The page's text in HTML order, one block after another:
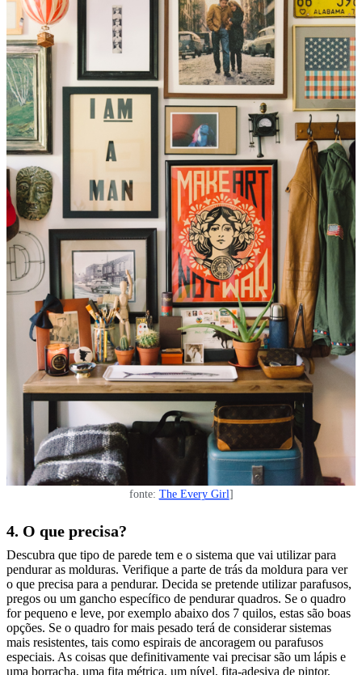
fonte: The Every Girl]
4. O que precisa?
Descubra que tipo de parede tem e o sistema que vai utilizar para
pendurar as molduras. Verifique a parte de trás da moldura para ver
o que precisa para a pendurar. Decida se pretende utilizar parafusos,
pregos ou um gancho específico de pendurar quadros. Se o quadro
for pequeno e leve, por exemplo abaixo dos 7 quilos, estas são boas
opções. Se o quadro for mais pesado terá de considerar sistemas
mais resistentes, tais como espirais de ancoragem ou parafusos
especiais. As coisas que definitivamente vai precisar são um lápis e
uma borracha, uma fita métrica, um nível, fita-adesiva de pintor,